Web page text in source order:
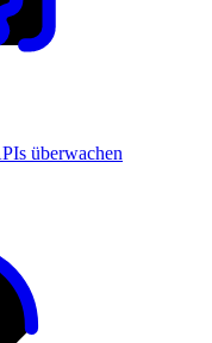
überwachen